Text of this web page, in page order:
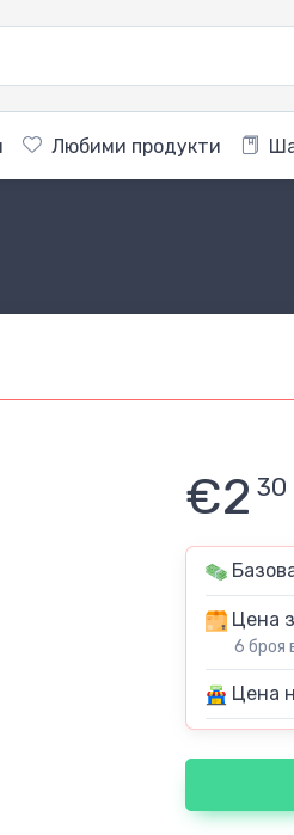
Любими продукти
€2 30
Цена
6 броя
Цена